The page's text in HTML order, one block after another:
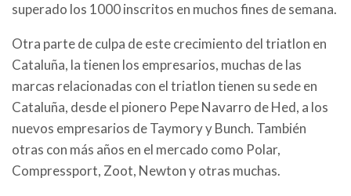
superado los 1000 inscritos en muchos fines de semana.
Otra parte de culpa de este crecimiento del triatlon en
Cataluña, la tienen los empresarios, muchas de las
marcas relacionadas con el triatlon tienen su sede en
Cataluña, desde el pionero Pepe Navarro de Hed, a los
nuevos empresarios de Taymory y Bunch. También
otras con más años en el mercado como Polar,
Compressport, Zoot, Newton y otras muchas.